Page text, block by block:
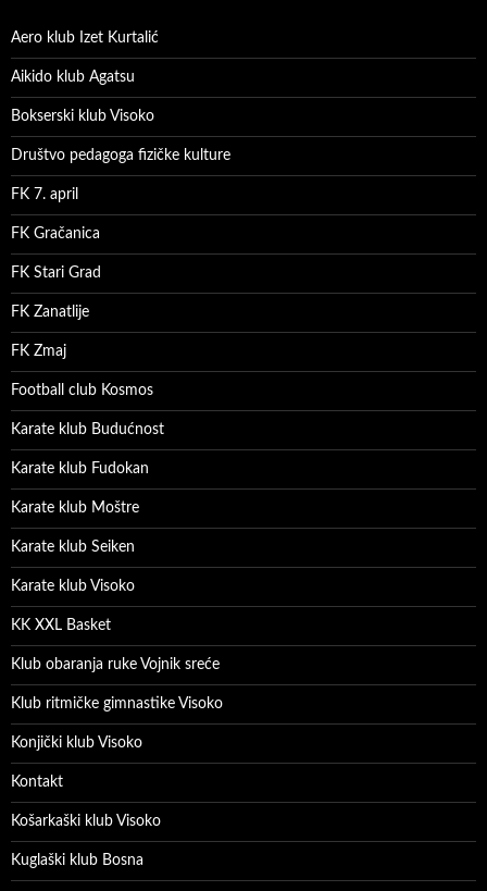
Aero klub Izet Kurtalić
Aikido klub Agatsu
Bokserski klub Visoko
Društvo pedagoga fizičke kulture
FK 7. april
FK Gračanica
FK Stari Grad
FK Zanatlije
FK Zmaj
Football club Kosmos
Karate klub Budućnost
Karate klub Fudokan
Karate klub Moštre
Karate klub Seiken
Karate klub Visoko
KK XXL Basket
Klub obaranja ruke Vojnik sreće
Klub ritmičke gimnastike Visoko
Konjički klub Visoko
Kontakt
Košarkaški klub Visoko
Kuglaški klub Bosna